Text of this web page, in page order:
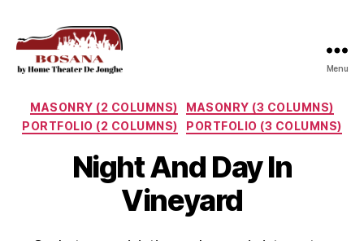
Menu
Categories
MASONRY (2 COLUMNS)
MASONRY (3 COLUMNS)
PORTFOLIO (2 COLUMNS)
PORTFOLIO (3 COLUMNS)
Night And Day In
Vineyard